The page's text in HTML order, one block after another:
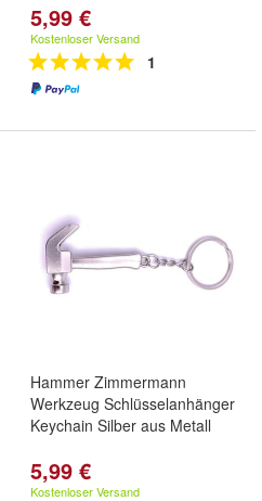
5,99 €
Kostenloser Versand
1
Hammer Zimmermann
Werkzeug Schlüsselanhänger
Keychain Silber aus Metall
5,99 €
Kostenloser Versand